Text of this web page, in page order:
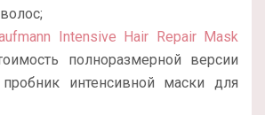
Intensive Hair Repair Mask
полноразмерной версии
интенсивной маски для